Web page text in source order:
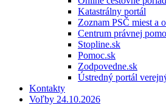
Katastrálny portál
Zoznam PSČ miest a
Centrum právnej
Stopline.sk
Pomoc.sk
Zodpovedne.sk
Ústredný portál
Kontakty
Voľby 24.10.2026